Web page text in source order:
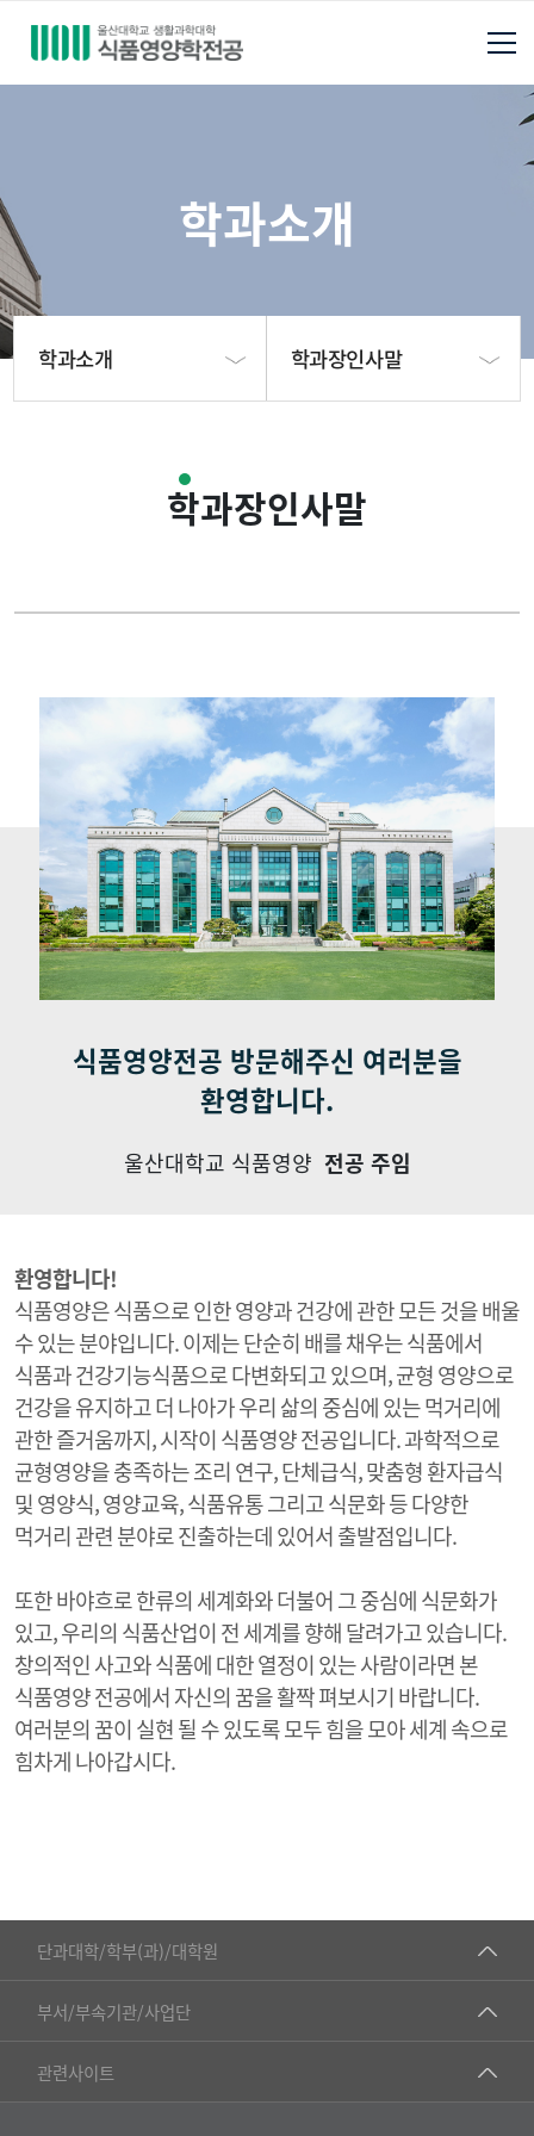
학과소개
학과소개
학과행정
학생커뮤니티
학과장인사말
교수소개
입학안내
전공현황
찾아오시는 길
학과장인사말
식품영양전공 방문해주신 여러분을
환영합니다.
울산대학교 식품영양 전공 주임
환영합니다!
식품영양은 식품으로 인한 영양과 건강에 관한 모든 것을 배울
수 있는 분야입니다. 이제는 단순히 배를 채우는 식품에서
식품과 건강기능식품으로 다변화되고 있으며, 균형 영양으로
건강을 유지하고 더 나아가 우리 삶의 중심에 있는 먹거리에
관한 즐거움까지, 시작이 식품영양 전공입니다. 과학적으로
균형영양을 충족하는 조리 연구, 단체급식, 맞춤형 환자급식
및 영양식, 영양교육, 식품유통 그리고 식문화 등 다양한
먹거리 관련 분야로 진출하는데 있어서 출발점입니다.
또한 바야흐로 한류의 세계화와 더불어 그 중심에 식문화가
있고, 우리의 식품산업이 전 세계를 향해 달려가고 있습니다.
창의적인 사고와 식품에 대한 열정이 있는 사람이라면 본
식품영양 전공에서 자신의 꿈을 활짝 펴보시기 바랍니다.
여러분의 꿈이 실현 될 수 있도록 모두 힘을 모아 세계 속으로
힘차게 나아갑시다.
단과대학/학부(과)/대학원
■인문대학
▷국어국문학부
▷일본어·일본학과
부서/부속기관/사업단
공동기기센터
공학교육혁신센터
관련사이트
건강가정지원센터
교수협의회